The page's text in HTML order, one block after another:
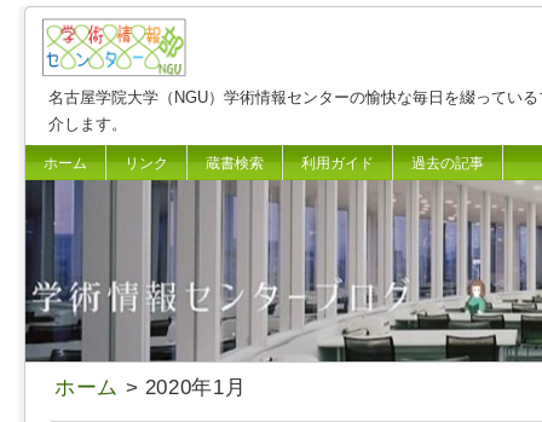
名古屋学院大学（NGU）学術情報センターの愉快な毎日を綴ってい
介します。
ホーム リンク 蔵書検索 利用ガイド 過去の記事
ホーム > 2020年1月